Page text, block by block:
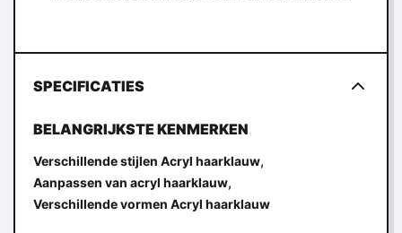
SPECIFICATIES
BELANGRIJKSTE KENMERKEN
Verschillende stijlen Acryl haarklauw,
Aanpassen van acryl haarklauw,
Verschillende vormen Acryl haarklauw